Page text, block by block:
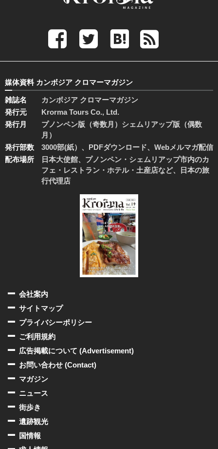
媒体資料 カンボジア クロマーマガジン
雑誌名
カンボジア クロマーマガジン
発行元
Krorma Tours Co., Ltd.
発行月
プノンペン版（奇数月）シェムリアップ版（偶数
月）
発行部数
3000部(紙）、PDFダウンロード、Webメルマガ配信
配布場所
日本大使館、プノンペン・シェムリアップ市内のカ
フェ・レストラン・ホテル・土産店など、日本の旅
行代理店
会社案内
サイトマップ
プライバシーポリシー
ご利用規約
広告掲載について (Advertisement)
お問い合わせ (Contact)
マガジン
ニュース
街歩き
遺跡観光
国情報